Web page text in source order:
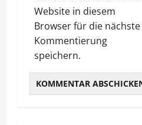
Website in diesem
Browser für die nächste
Kommentierung
speichern.